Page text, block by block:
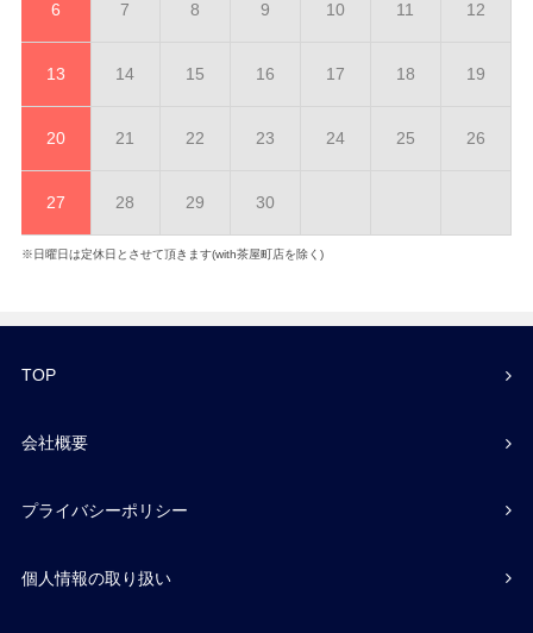
6 7 8 9 10 11 12
13 14 15 16 17 18 19
20 21 22 23 24 25 26
27 28 29 30
※日曜日は定休日とさせて頂きます(with茶屋町店を除く)
TOP
会社概要
プライバシーポリシー
個人情報の取り扱い